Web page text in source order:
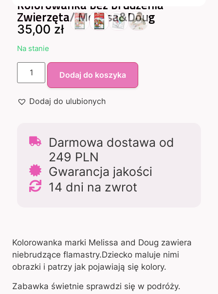
Kolorowanka bez brudzenia
Zwierzęta/ Melissa&Doug
35,00 zł
Na stanie
Dodaj do koszyka
Dodaj do ulubionych
Darmowa dostawa od
249 PLN
Gwarancja jakości
14 dni na zwrot
Kolorowanka marki Melissa and Doug zawiera
niebrudzące flamastry.Dziecko maluje nimi
obrazki i patrzy jak pojawiają się kolory.
Zabawka świetnie sprawdzi się w podróży.